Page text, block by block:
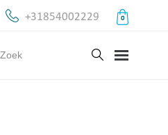
+31854002229 0